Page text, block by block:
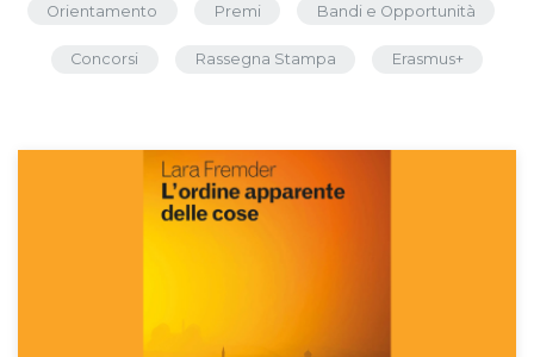
Orientamento Premi Bandi e Opportunità
Concorsi Rassegna Stampa Erasmus+